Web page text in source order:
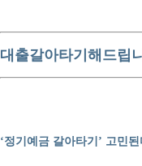
대출갈아타기해드립
‘정기예금 갈아타기’ 고민